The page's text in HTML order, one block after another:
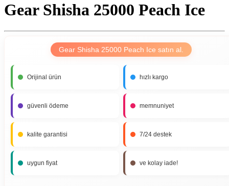
Gear Shisha 25000 Peach Ice
Gear Shisha 25000 Peach Ice satın al.
Orijinal ürün hızlı kargo
güvenli ödeme memnuniyet
kalite garantisi 7/24 destek
uygun fiyat ve kolay iade!